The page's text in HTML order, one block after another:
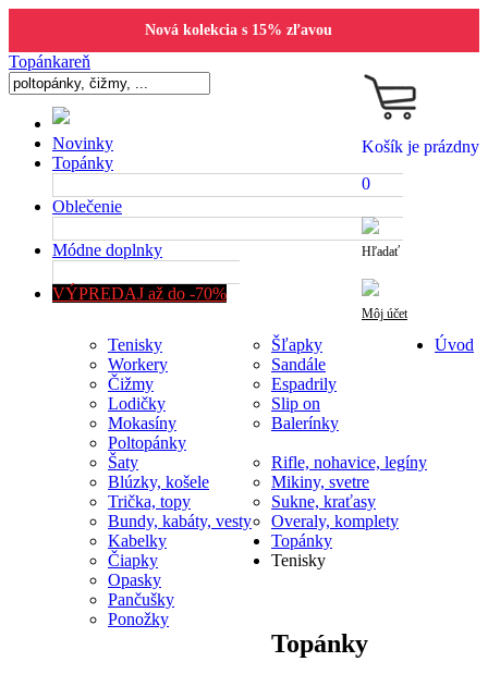
Nová kolekcia s 15% zľavou
Topánkareň
Košík je prázdny
0
Hľadať
Môj účet
Novinky
Topánky
Tenisky
Workery
Čižmy
Lodičky
Mokasíny
Poltopánky
Šľapky
Sandále
Espadrily
Slip on
Balerínky
Oblečenie
Šaty
Blúzky, košele
Trička, topy
Bundy, kabáty, vesty
Rifle, nohavice, legíny
Mikiny, svetre
Sukne, kraťasy
Overaly, komplety
Módne doplnky
Kabelky
Čiapky
Opasky
Pančušky
Ponožky
VÝPREDAJ až do -70%
Úvod
Topánky
Tenisky
Topánky